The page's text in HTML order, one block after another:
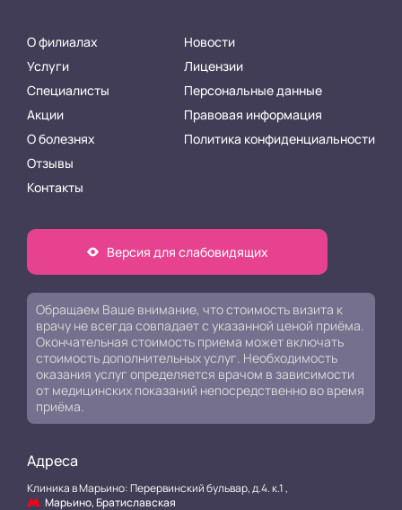
О филиалах
Услуги
Специалисты
Акции
О болезнях
Отзывы
Контакты
Новости
Лицензии
Персональные данные
Правовая информация
Политика конфиденциальности
Версия для слабовидящих
Обращаем Ваше внимание, что стоимость визита к
врачу не всегда совпадает с указанной ценой приёма.
Окончательная стоимость приема может включать
стоимость дополнительных услуг. Необходимость
оказания услуг определяется врачом в зависимости
от медицинских показаний непосредственно во время
приёма.
Адреса
Клиника в Марьино: Перервинский бульвар, д.4. к.1 ,
Марьино, Братиславская